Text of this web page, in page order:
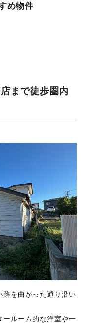
5780
め物件
まで徒歩圏内
路を曲がった通り沿い
ールーム的な洋室や一